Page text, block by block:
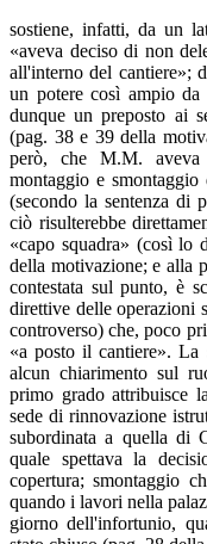
sostiene, infatti, da un
«aveva deciso di non
all'interno del cantiere»;
un potere così ampio da
dunque un preposto ai
(pag. 38 e 39 della
però, che M.M. aveva
montaggio e
(secondo la sentenza di
ciò risulterebbe
«capo squadra» (così lo
della motivazione; e alla
contestata sul punto, è
direttive delle operazioni
controverso) che, poco
«a posto il cantiere». La
alcun chiarimento sul
primo grado attribuisce
sede di rinnovazione
subordinata a quella di
quale spettava la
copertura; smontaggio
quando i lavori nella
giorno dell'infortunio,